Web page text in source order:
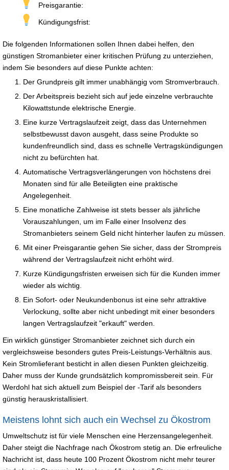
Preisgarantie:
Kündigungsfrist:
Die folgenden Informationen sollen Ihnen dabei helfen, den
günstigen Stromanbieter einer kritischen Prüfung zu unterziehen,
indem Sie besonders auf diese Punkte achten:
Der Grundpreis gilt immer unabhängig vom Stromverbrauch.
Der Arbeitspreis bezieht sich auf jede einzelne verbrauchte
Kilowattstunde elektrische Energie.
Eine kurze Vertragslaufzeit zeigt, dass das Unternehmen
selbstbewusst davon ausgeht, dass seine Produkte so
kundenfreundlich sind, dass es schnelle Vertragskündigungen
nicht zu befürchten hat.
Automatische Vertragsverlängerungen von höchstens drei
Monaten sind für alle Beteiligten eine praktische
Angelegenheit.
Eine monatliche Zahlweise ist stets besser als jährliche
Vorauszahlungen, um im Falle einer Insolvenz des
Stromanbieters seinem Geld nicht hinterher laufen zu müssen.
Mit einer Preisgarantie gehen Sie sicher, dass der Strompreis
während der Vertragslaufzeit nicht erhöht wird.
Kurze Kündigungsfristen erweisen sich für die Kunden immer
wieder als wichtig.
Ein Sofort- oder Neukundenbonus ist eine sehr attraktive
Verlockung, sollte aber nicht unbedingt mit einer besonders
langen Vertragslaufzeit "erkauft" werden.
Ein wirklich günstiger Stromanbieter zeichnet sich durch ein
vergleichsweise besonders gutes Preis-Leistungs-Verhältnis aus.
Kein Stromlieferant besticht in allen diesen Punkten gleichzeitig.
Daher muss der Kunde grundsätzlich kompromissbereit sein. Für
Werdohl hat sich aktuell zum Beispiel der -Tarif als besonders
günstig herauskristallisiert.
Meistens lohnt sich auch ein Wechsel zu Ökostrom
Umweltschutz ist für viele Menschen eine Herzensangelegenheit.
Daher steigt die Nachfrage nach Ökostrom stetig an. Die erfreuliche
Nachricht ist, dass heute 100 Prozent Ökostrom nicht mehr teurer